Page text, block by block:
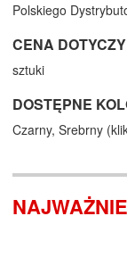
Polskiego
CENA DOTYCZY
sztuki
DOSTĘPNE
Czarny, Srebrny (